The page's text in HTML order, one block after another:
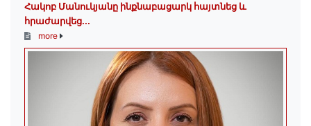
Հակոբ Մանուկյանը ինքնաբացարկ հայտնեց և
հրաժարվեց...
more